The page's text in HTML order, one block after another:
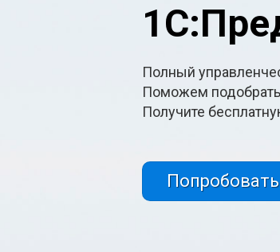
Полный
Поможем
Получите